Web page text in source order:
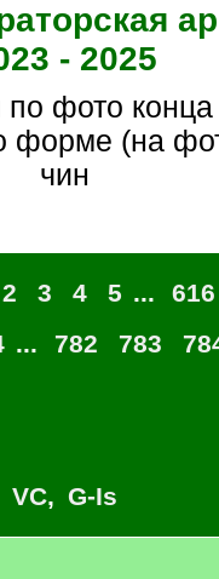
- 2025
форме (на
чин
2 3 4 5 ...
616
... 782 783
VC, G-Is